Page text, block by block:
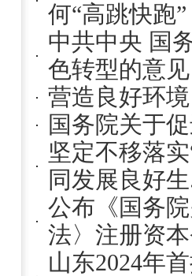
何“高跳快跑
中共中央 国
色转型的意见
营造良好环
国务院关于
坚定不移落
同发展良好
公布《国务
法〉注册资
山东2024年